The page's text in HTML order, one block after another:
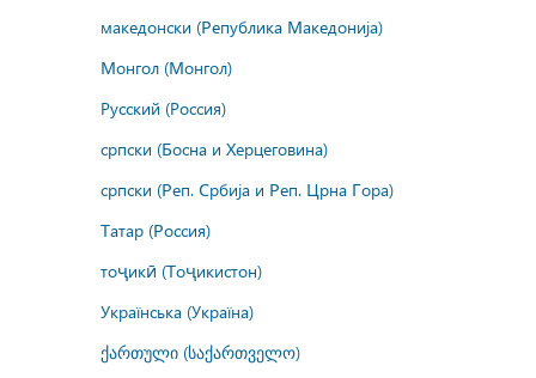
македонски (Република Македонија)
Монгол (Монгол)
Русский (Россия)
српски (Босна и Херцеговина)
српски (Реп. Србија и Реп. Црна Гора)
Татар (Россия)
тоҷикӣ (Тоҷикистон)
Українська (Україна)
ქართული (საქართველო)